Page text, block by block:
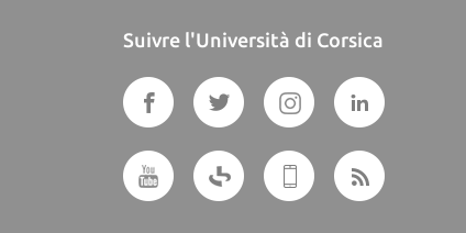
Suivre l'Università di Corsica